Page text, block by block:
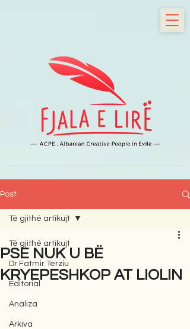
Post
Të gjithë artikujt
Dr Fatmir Terziu
Editorial
Analiza
Arkiva
Të gjithë artikujt
PSE NUK U BË
KRYEPESHKOP AT LIOLIN